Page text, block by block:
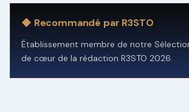
◆ Recommandé par R3STO
Établissement membre de notre
de cœur de la rédaction R3STO 2026.